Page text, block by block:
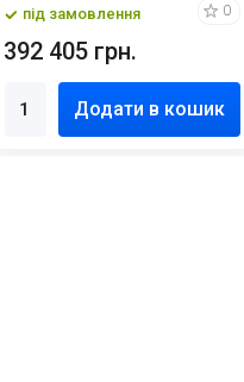
під замовлення 0
392 405 грн.
Додати в кошик